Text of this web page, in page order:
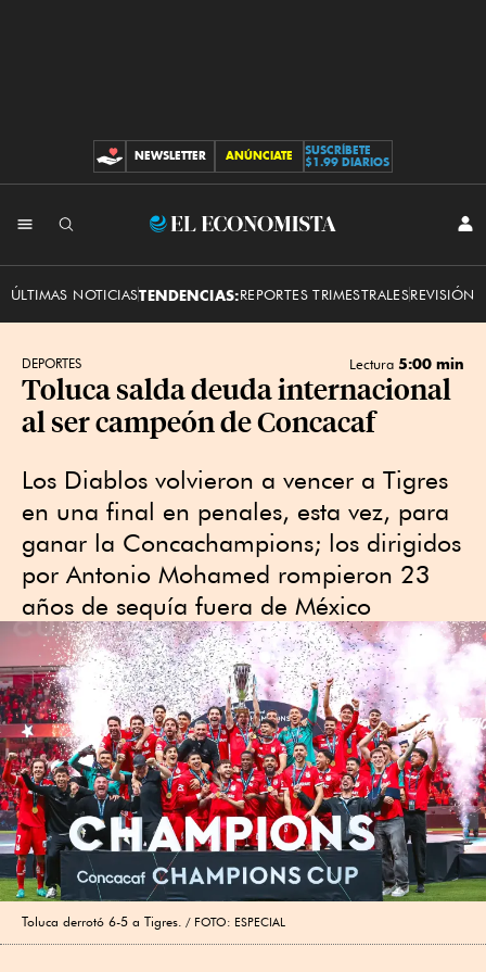
CONTRIBUCIONES
NEWSLETTER ANÚNCIATE
SUSCRÍBETE
$1.99 DIARIOS
El
ÚLTIMAS NOTICIASTENDENCIAS:REPORTES TRIMESTRALESREVISIÓN
DEPORTES Lectura 5:00 min
Toluca salda deuda internacional
al ser campeón de Concacaf
Los Diablos volvieron a vencer a Tigres
en una final en penales, esta vez, para
ganar la Concachampions; los dirigidos
por Antonio Mohamed rompieron 23
años de sequía fuera de México
Toluca derrotó 6-5 a Tigres. FOTO: ESPECIAL